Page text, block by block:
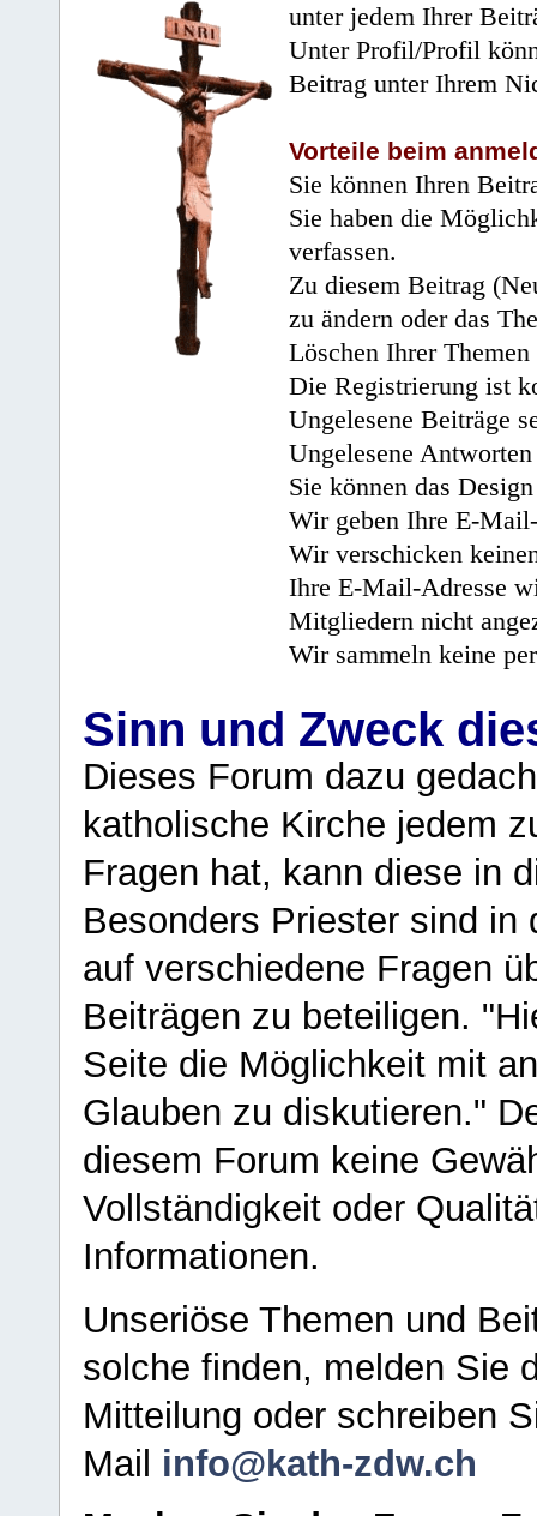
unter jedem Ihrer
Unter Profil/Profil
Beitrag unter Ihrem
Vorteile beim
Sie können Ihren
Sie haben die
verfassen.
Zu diesem Beitrag
zu ändern oder das
Löschen Ihrer
Die Registrierung ist
Ungelesene Beiträge
Ungelesene
Sie können das
Wir geben Ihre E-
Wir verschicken
Ihre E-Mail-Adresse
Mitgliedern nicht
Wir sammeln keine
Sinn und Zweck
Dieses Forum dazu
katholische Kirche jedem
Fragen hat, kann diese in
Besonders Priester sind in
auf verschiedene Fragen
Beiträgen zu beteiligen.
Seite die Möglichkeit mit
Glauben zu diskutieren."
diesem Forum keine
Vollständigkeit oder
Informationen.
Unseriöse Themen und
solche finden, melden Sie
Mitteilung oder schreiben
Mail info@kath-zdw.ch